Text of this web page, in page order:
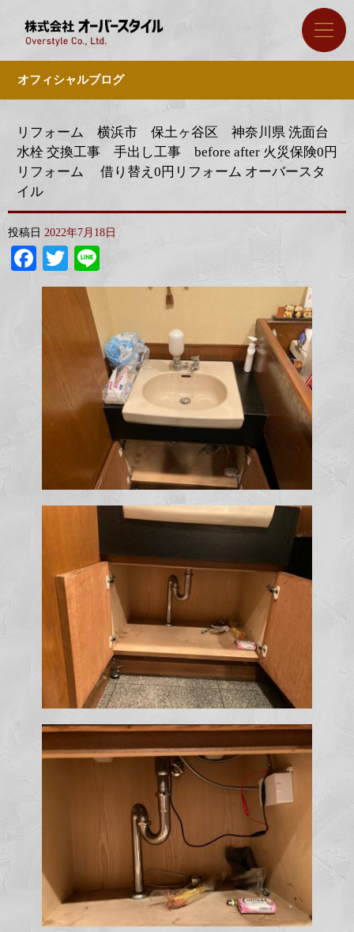
オフィシャルブログ
リフォーム 横浜市 保土ヶ谷区 神奈川県 洗面台
水栓 交換工事 手出し工事 before after 火災保険0円
リフォーム 借り替え0円リフォーム オーバースタ
イル
投稿日 2022年7月18日
Facebook
Twitter